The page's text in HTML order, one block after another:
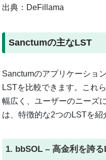
出典：DeFillama
Sanctumの主なLST
Sanctumのアプリケーショ
LSTを比較できます。これ
幅広く、ユーザーのニーズ
は、特徴的な2つのLSTを紹
1. bbSOL – 高金利を誇る